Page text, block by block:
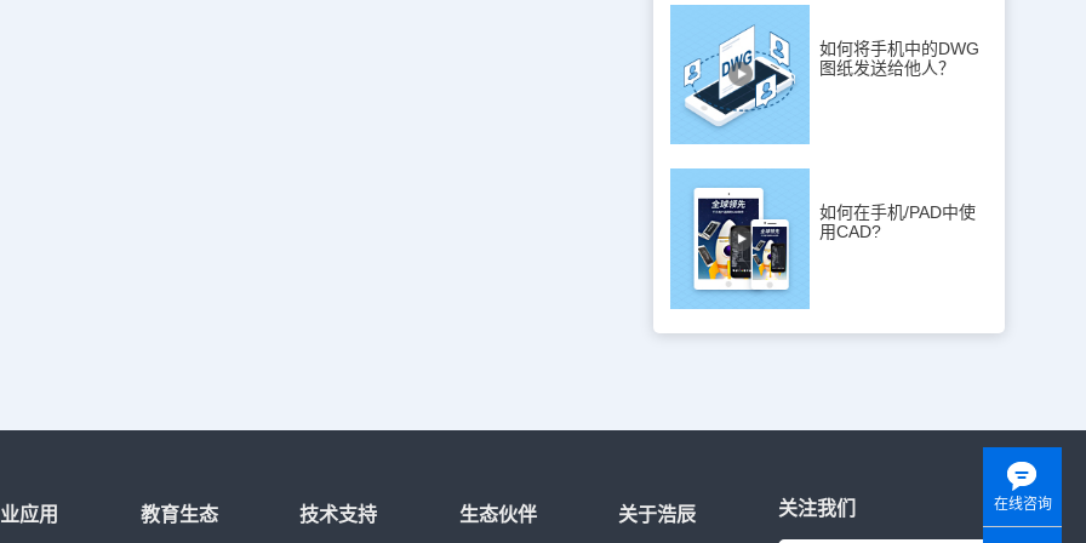
如何将手机中的DWG
图纸发送给他人？
如何在手机/PAD中使
用CAD?
应用 教育生态 技术支持 生态伙伴 关于浩辰 关注我们 在线咨询